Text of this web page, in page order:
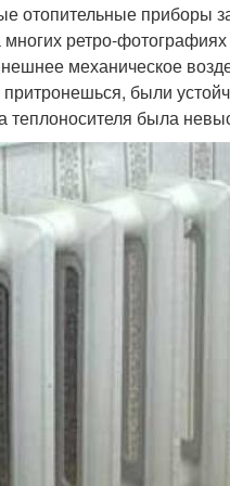
отопительные приборы
ретро-фотографиях
механическое
были
теплоносителя была